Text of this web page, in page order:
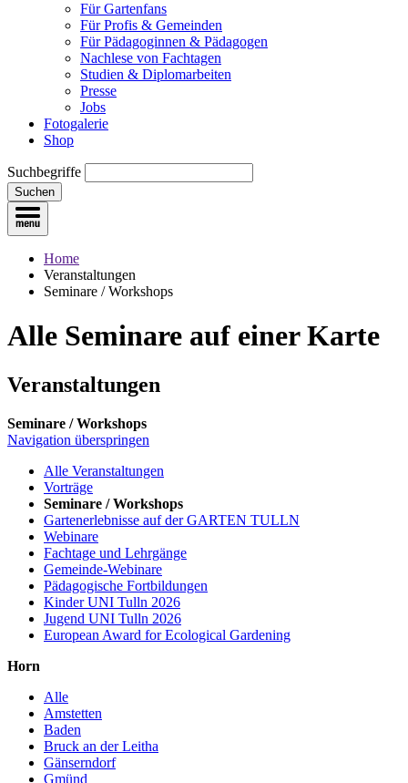
Für Gartenfans
Für Profis & Gemeinden
Für Pädagoginnen & Pädagogen
Nachlese von Fachtagen
Studien & Diplomarbeiten
Presse
Jobs
Fotogalerie
Shop
Suchbegriffe
Suchen
Home
Veranstaltungen
Seminare / Workshops
Alle Seminare auf einer Karte
Veranstaltungen
Seminare / Workshops
Navigation überspringen
Alle Veranstaltungen
Vorträge
Seminare / Workshops
Gartenerlebnisse auf der GARTEN TULLN
Webinare
Fachtage und Lehrgänge
Gemeinde-Webinare
Pädagogische Fortbildungen
Kinder UNI Tulln 2026
Jugend UNI Tulln 2026
European Award for Ecological Gardening
Horn
Alle
Amstetten
Baden
Bruck an der Leitha
Gänserndorf
Gmünd